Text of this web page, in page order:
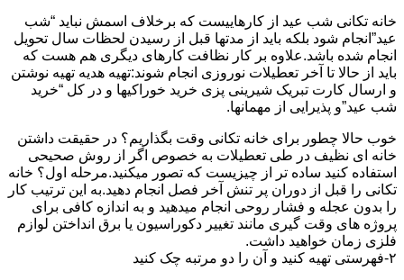
خانه تکانی شب عید از کارهاییست که برخلاف اسمش نباید “شب
عید”انجام شود بلکه باید از مدتها قبل از رسیدن لحظات سال تحویل
انجام شده باشد.علاوه بر کار نظافت کارهای دیگری هم هست که
باید از حالا تا آخر تعطیلات نوروزی انجام شوند:تهیه هدیه تهیه نوشتن
و ارسال کارت تبریک شیرینی پزی خرید خوراکیها و در کل “خرید
شب عید”و پذیرایی از مهمانها.
خوب حالا چطور برای خانه تکانی وقت بگذاریم؟ در حقیقت داشتن
خانه ای نظیف در طی تعطیلات به خصوص اگر از روش صحیحی
استفاده کنید ساده تر از چیزیست که تصور میکنید.مرحله اول؟ خانه
تکانی را قبل از دوران پر تنش آخر فصل انجام دهید.به این ترتیب کار
را بدون عجله و فشار روحی انجام میدهید و به اندازه کافی برای
پروژه های وقت گیری مانند تغییر دکوراسیون یا برق انداختن لوازم
فلزی زمان خواهید داشت.
۲-فهرستی تهیه کنید و آن را دو مرتبه چک کنید